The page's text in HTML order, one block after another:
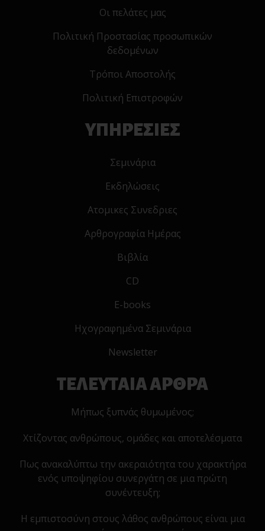
Οι πελάτες μας
Πολιτική Προστασίας προσωπικών
δεδομένων
Τρόποι Αποστολής
Πολιτική Επιστροφών
ΥΠΗΡΕΣΙΕΣ
Σεμινάρια
Εκδηλώσεις
Ατομικες Συνεδριες
Αρθρογραφία Ημέρας
Βιβλία
CD
E-books
Ηχογραφημένα Σεμινάρια
Newsletter
ΤΕΛΕΥΤΑΙΑ ΑΡΘΡΑ
Μήπως ξυπνάς θυμωμένος;
Χτίζοντας ανθρώπους, ομάδες και αποτελέσματα
Πως ανακαλύπτω την ακεραιότητα του χαρακτήρα
ενός υποψηφίου συνεργάτη σε μια πρώτη
συνέντευξη;
Η εμπιστοσύνη στους λάθος ανθρώπους είναι μια